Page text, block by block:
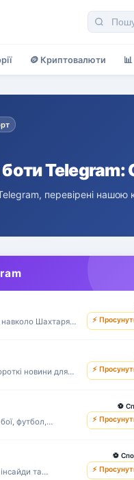
🪙 Криптовалюти 📊
боти Telegram:
перевірені
навколо Шахтаря
⚡
новини для
⚡
футбол,
⚽
⚡
та
⚽
⚡